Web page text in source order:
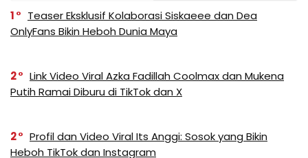
1
Teaser Eksklusif Kolaborasi Siskaeee dan Dea
OnlyFans Bikin Heboh Dunia Maya
2
Link Video Viral Azka Fadillah Coolmax dan Mukena
Putih Ramai Diburu di TikTok dan X
2
Profil dan Video Viral Its Anggi: Sosok yang Bikin
Heboh TikTok dan Instagram